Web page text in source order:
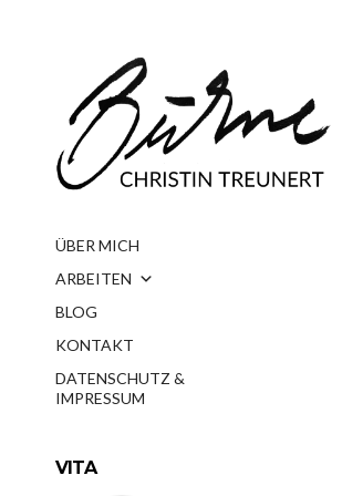
ÜBER MICH
ARBEITEN
BLOG
KONTAKT
DATENSCHUTZ &
IMPRESSUM
VITA